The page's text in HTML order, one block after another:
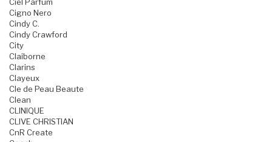
Ciel Parfum
Cigno Nero
Cindy C.
Cindy Crawford
City
Claiborne
Clarins
Clayeux
Cle de Peau Beaute
Clean
CLINIQUE
CLIVE CHRISTIAN
CnR Create